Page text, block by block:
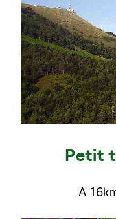
Petit
A